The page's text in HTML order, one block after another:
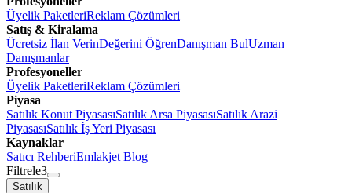
Üyelik PaketleriReklam Çözümleri
Satış & Kiralama
Ücretsiz İlan VerinDeğerini ÖğrenDanışman BulUzman
Danışmanlar
Profesyoneller
Üyelik PaketleriReklam Çözümleri
Piyasa
Satılık Konut PiyasasıSatılık Arsa PiyasasıSatılık Arazi
PiyasasıSatılık İş Yeri Piyasası
Kaynaklar
Satıcı RehberiEmlakjet Blog
Filtrele3
Satılık